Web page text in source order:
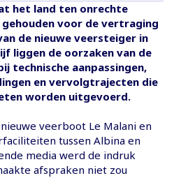
het land ten onrechte
voor de vertraging
de nieuwe veersteiger in
liggen de oorzaken van de
technische aanpassingen,
en vervolgtrajecten die
worden uitgevoerd.
veerboot Le Malani en
tussen Albina en
media werd de indruk
afspraken niet zou